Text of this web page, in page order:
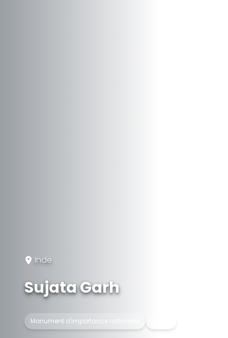
Inde
Sujata Garh
Monument d'importance nationale